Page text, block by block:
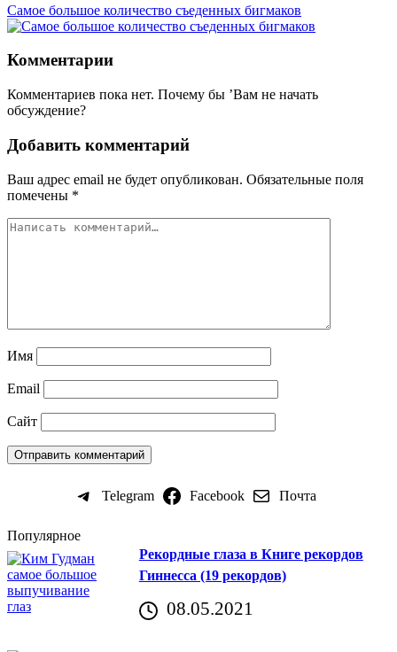
Самое большое количество съеденных бигмаков
Комментарии
Комментариев пока нет. Почему бы ’Вам не начать
обсуждение?
Добавить комментарий
Ваш адрес email не будет опубликован. Обязательные поля
помечены *
Имя
Email
Сайт
Telegram Facebook Почта
Популярное
Рекордные глаза в Книге рекордов
Гиннесса (19 рекордов)
08.05.2021